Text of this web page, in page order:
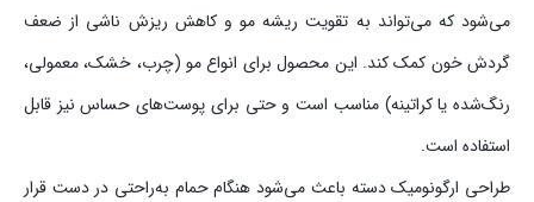
می‌شود که می‌تواند به تقویت ریشه مو و کاهش ریزش ناشی از ضعف
گردش خون کمک کند. این محصول برای انواع مو (چرب، خشک، معمولی،
رنگ‌شده یا کراتینه) مناسب است و حتی برای پوست‌های حساس نیز قابل
استفاده است.
طراحی ارگونومیک دسته باعث می‌شود هنگام حمام به‌راحتی در دست قرار